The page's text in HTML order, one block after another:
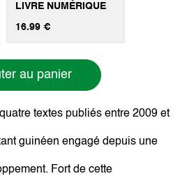
LIVRE NUMÉRIQUE
16.99 €
au panier
textes publiés entre 2009 et
guinéen engagé depuis une
Fort de cette